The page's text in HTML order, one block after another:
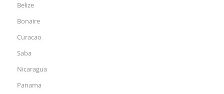
Belize
Bonaire
Curacao
Saba
Nicaragua
Panama